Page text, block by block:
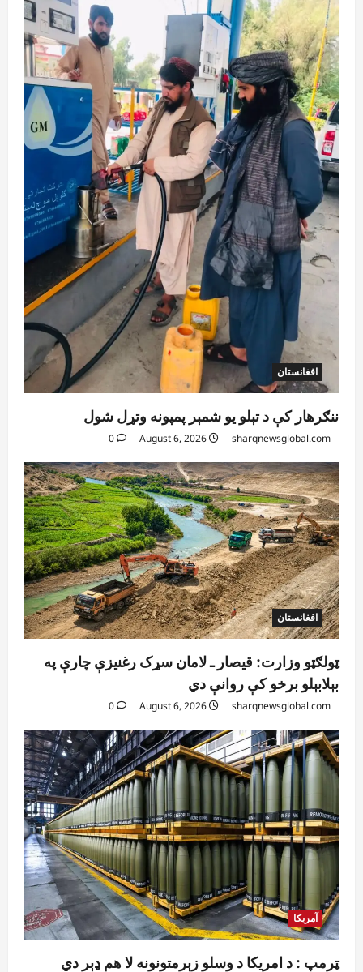
2
0
3
آمریکا
ټرمپ : د امریکا د وسلو زېرمتونونه لا هم ډېر
دي
sharqnewsglobal.com
August 6, 2026
0
4
آمریکا
ټرمپ : ایران سره خبرې د پوځي اقدام پر ځای
غوره بولي
sharqnewsglobal.com
August 6, 2026
0
افغانستان
کورنیو چارو وزارت: حیرتان کې د بهرنیو
اسعارو د قاچاق هڅه شنډه شوه
sharqnewsglobal.com
August 6, 2026
0
افغانستان
ننګرهار کې د تېلو یو شمېر پمپونه وتړل شول
sharqnewsglobal.com
0
افغانستان
ټولګټو وزارت: قیصار ـ لامان سړک رغنیزې چارې په
بېلابېلو برخو کې روانې دي
sharqnewsglobal.com
0
آمریکا
ټرمپ : د امریکا د وسلو زېرمتونونه لا هم ډېر دي